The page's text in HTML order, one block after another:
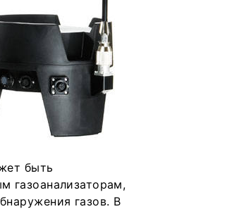
быть
газоанализаторам,
газов. В